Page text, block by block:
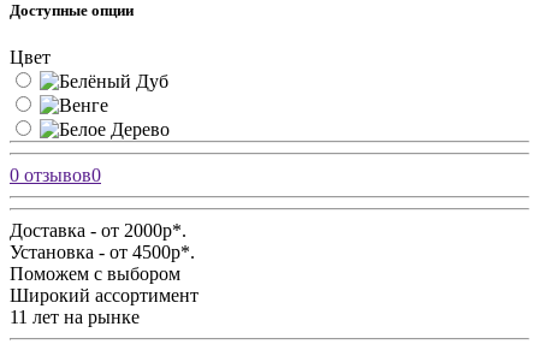
Доступные опции
Цвет
0 отзывов0
Доставка - от 2000р*.
Установка - от 4500р*.
Поможем с выбором
Широкий ассортимент
11 лет на рынке